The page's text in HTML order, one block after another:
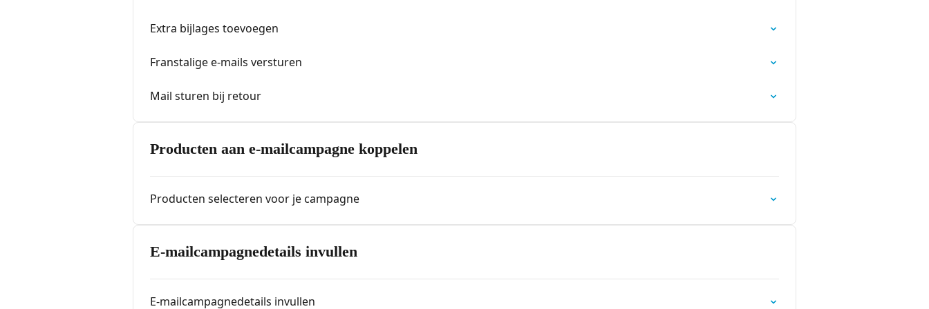
Extra bijlages toevoegen
Franstalige e-mails versturen
Mail sturen bij retour
Producten aan e-mailcampagne koppelen
Producten selecteren voor je campagne
E-mailcampagnedetails invullen
E-mailcampagnedetails invullen